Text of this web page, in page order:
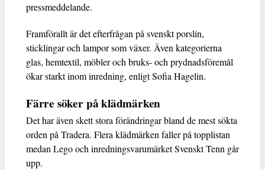
pressmeddelande.
Framförallt är det efterfrågan på svenskt porslin,
sticklingar och lampor som växer. Även kategorierna
glas, hemtextil, möbler och bruks- och prydnadsföremål
ökar starkt inom inredning, enligt Sofia Hagelin.
Färre söker på klädmärken
Det har även skett stora förändringar bland de mest sökta
orden på Tradera. Flera klädmärken faller på topplistan
medan Lego och inredningsvarumärket Svenskt Tenn går
upp.